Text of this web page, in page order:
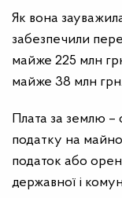
Як вона
забезпечили
майже 225 млн
майже 38 млн грн.
Плата за землю –
податку на
податок або
державної і